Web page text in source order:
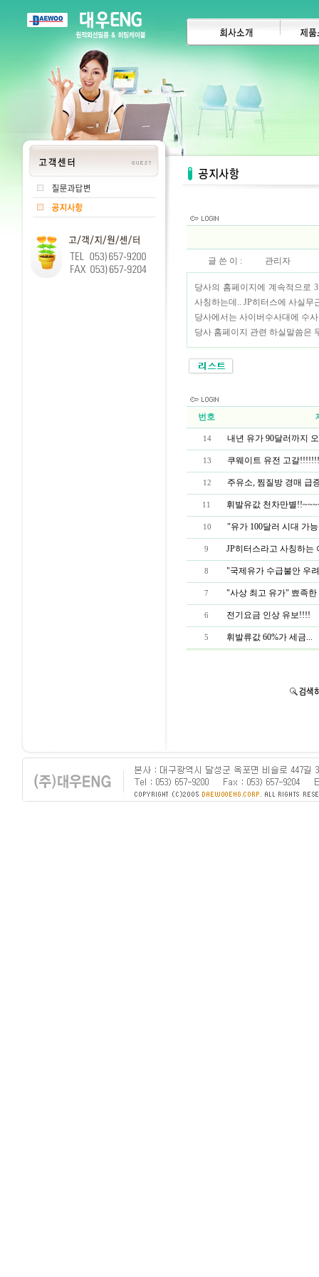
글 쓴 이 : 관리자
당사의 홈페이지에 계속적으로
사칭하는데.. JP히터스에 사실무
당사에서는 사이버수사대에 수
당사 홈페이지 관련 하실말씀은
번호
14 내년 유가 90달러까지
13 쿠웨이트 유전 고갈
12 주유소, 찜질방 경매 급
11 휘발유값 천차만별
10 "유가 100달러 시대 가
9 JP히터스라고 사칭하는
8 "국제유가 수급불안 우
7 "사상 최고 유가" 뾰족한
6 전기요금 인상 유보!!!!
5 휘발류값 60%가 세금...